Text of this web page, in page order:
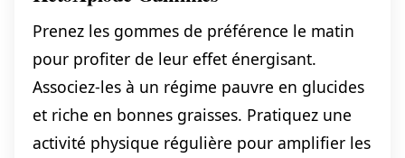
Prenez les gommes de préférence le matin
pour profiter de leur effet énergisant.
Associez-les à un régime pauvre en glucides
et riche en bonnes graisses. Pratiquez une
activité physique régulière pour amplifier les